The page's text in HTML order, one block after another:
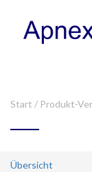
Start / Produkt-
Übersicht